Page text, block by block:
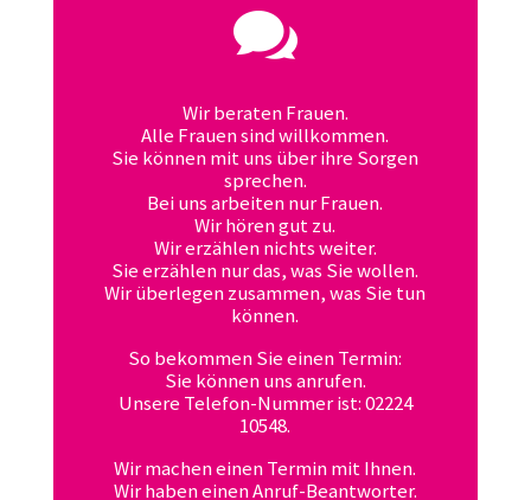

Wir beraten Frauen.
Alle Frauen sind willkommen.
Sie können mit uns über ihre Sorgen
sprechen.
Bei uns arbeiten nur Frauen.
Wir hören gut zu.
Wir erzählen nichts weiter.
Sie erzählen nur das, was Sie wollen.
Wir überlegen zusammen, was Sie tun
können.
So bekommen Sie einen Termin:
Sie können uns anrufen.
Unsere Telefon-Nummer ist: 02224
10548.
Wir machen einen Termin mit Ihnen.
Wir haben einen Anruf-Beantworter.